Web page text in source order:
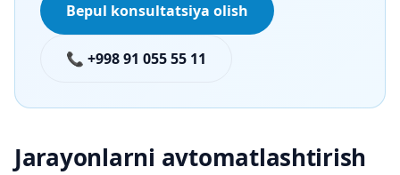
Bepul konsultatsiya olish
📞 +998 91 055 55 11
Jarayonlarni avtomatlashtirish